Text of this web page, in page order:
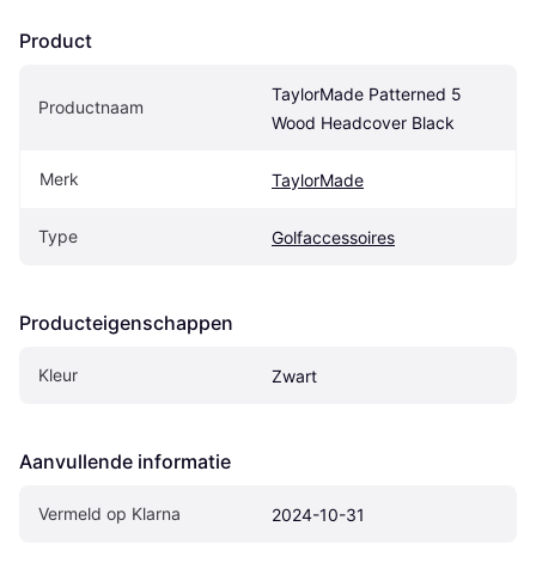
Product
Productnaam
TaylorMade Patterned 5
Wood Headcover Black
Merk TaylorMade
Type Golfaccessoires
Producteigenschappen
Kleur Zwart
Aanvullende informatie
Vermeld op Klarna 2024-10-31